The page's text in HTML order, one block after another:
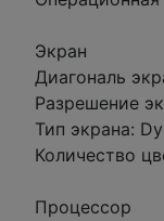
Экран
Диагональ
Разрешение
Тип экрана:
Количество
Процессор